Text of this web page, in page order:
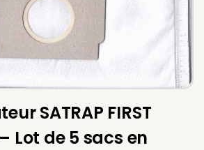
SATRAP FIRST
– Lot de 5 sacs en